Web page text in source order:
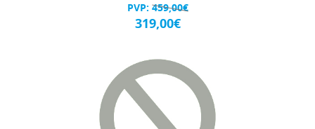
PVP: 459,00€
319,00€